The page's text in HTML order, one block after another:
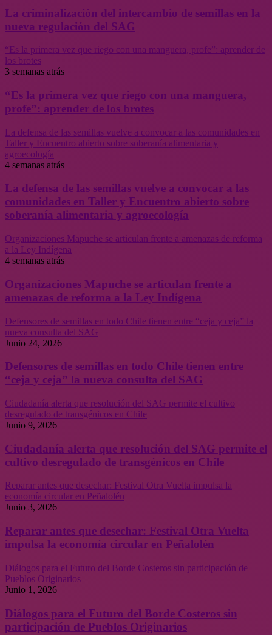
La criminalización del intercambio de semillas en la
nueva regulación del SAG
“Es la primera vez que riego con una manguera, profe”: aprender de
los brotes
3 semanas atrás
“Es la primera vez que riego con una manguera,
profe”: aprender de los brotes
La defensa de las semillas vuelve a convocar a las comunidades en
Taller y Encuentro abierto sobre soberanía alimentaria y
agroecología
4 semanas atrás
La defensa de las semillas vuelve a convocar a las
comunidades en Taller y Encuentro abierto sobre
soberanía alimentaria y agroecología
Organizaciones Mapuche se articulan frente a amenazas de reforma
a la Ley Indígena
4 semanas atrás
Organizaciones Mapuche se articulan frente a
amenazas de reforma a la Ley Indígena
Defensores de semillas en todo Chile tienen entre “ceja y ceja” la
nueva consulta del SAG
Junio 24, 2026
Defensores de semillas en todo Chile tienen entre
“ceja y ceja” la nueva consulta del SAG
Ciudadanía alerta que resolución del SAG permite el cultivo
desregulado de transgénicos en Chile
Junio 9, 2026
Ciudadanía alerta que resolución del SAG permite el
cultivo desregulado de transgénicos en Chile
Reparar antes que desechar: Festival Otra Vuelta impulsa la
economía circular en Peñalolén
Junio 3, 2026
Reparar antes que desechar: Festival Otra Vuelta
impulsa la economía circular en Peñalolén
Diálogos para el Futuro del Borde Costeros sin participación de
Pueblos Originarios
Junio 1, 2026
Diálogos para el Futuro del Borde Costeros sin
participación de Pueblos Originarios